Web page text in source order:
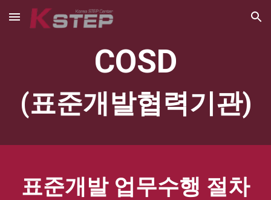
Skip to main content Skip to navigation
COSD
(표준개발협력기관)
표준개발 업무수행 절차